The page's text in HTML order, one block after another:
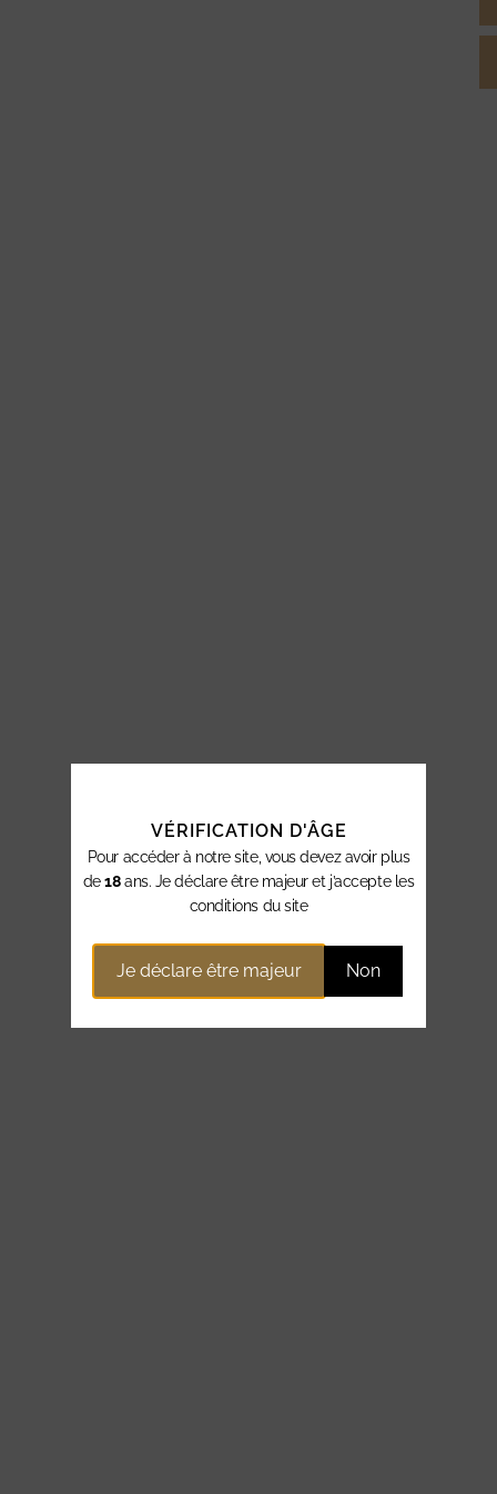
VÉRIFICATION D'ÂGE
Pour accéder à notre site, vous devez avoir plus
de18ans. Je déclare être majeur et j’accepte les
conditions du site
Je déclare être majeur Non